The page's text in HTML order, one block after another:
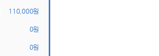
110,000원
0원
0원